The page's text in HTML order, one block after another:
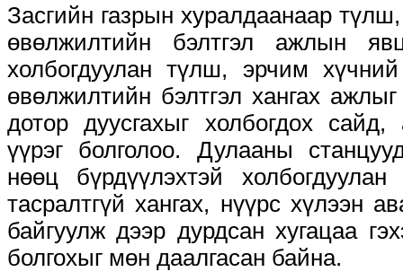
Засгийн газрын хуралдаанаар
өвөлжилтийн бэлтгэл ажлын
холбогдуулан түлш, эрчим
өвөлжилтийн бэлтгэл хангах
дотор дуусгахыг холбогдох сайд,
үүрэг болголоо. Дулааны
нөөц бүрдүүлэхтэй холбогдуулан
тасралтгүй хангах, нүүрс хүлээн
байгуулж дээр дурдсан хугацаа
болгохыг мөн даалгасан байна.